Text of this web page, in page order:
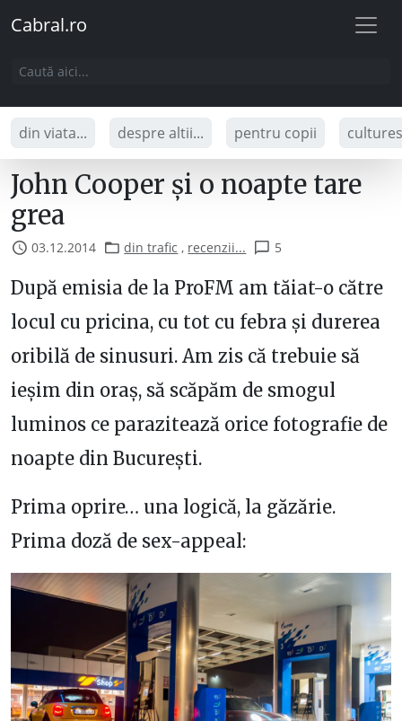
Cabral.ro
din viata... despre altii... pentru copii
John Cooper și o noapte tare
grea
03.12.2014 din trafic , recenzii... 5
După emisia de la ProFM am tăiat-o către
locul cu pricina, cu tot cu febra și durerea
oribilă de sinusuri. Am zis că trebuie să
ieșim din oraș, să scăpăm de smogul
luminos ce parazitează orice fotografie de
noapte din București.
Prima oprire… una logică, la găzărie.
Prima doză de sex-appeal: